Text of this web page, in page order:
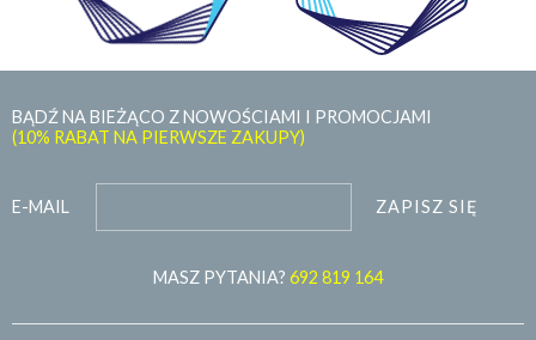
BĄDŹ NA BIEŻĄCO Z NOWOŚCIAMI I PROMOCJAMI
(10% RABAT NA PIERWSZE ZAKUPY)
E-MAIL ZAPISZ SIĘ
MASZ PYTANIA? 692 819 164